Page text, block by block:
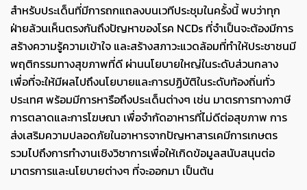
สำหรับประเด็นที่มีการถกแถลงบนเวทีประชุมในครั้งนี้ พบว่าทุก
ฝ่ายล้วนเห็นตรงกันถึงปัญหาของโรค NCDs ที่จำเป็นจะต้องมีการ
สร้างความรู้ความเข้าใจ และสร้างสภาวะแวดล้อมที่ทำให้ประชาชนมี
พฤติกรรมทางสุขภาพที่ดี ผ่านนโยบายใหญ่ในระดับส่วนกลาง
เพื่อที่จะให้มีผลไปถึงนโยบายและการปฏิบัติในระดับท้องถิ่นทั่ว
ประเทศ พร้อมมีการหารือถึงประเด็นต่างๆ เช่น มาตรการทางภาษี
การตลาดและการโฆษณา เพื่อจำกัดอาหารที่ไม่ดีต่อสุขภาพ การ
ส่งเสริมความปลอดภัยในอาหารจากปัญหาสารเคมีการเกษตร
รวมไปถึงการทำงานเชิงวิชาการเพื่อให้เกิดข้อมูลสนับสนุนต่อ
มาตรการและนโยบายต่างๆ ที่จะออกมา เป็นต้น